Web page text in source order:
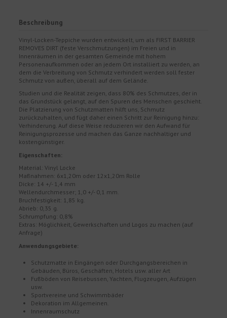
Beschreibung
Vinyl-Locken-Teppiche wurden entwickelt, um als FIRST BARRIER
REMOVES DIRT (feste Verschmutzungen) im Freien und in
Innenräumen in der gesamten Gemeinde mit hohem
Personenaufkommen oder an jedem Ort installiert zu werden, an
dem die Verbreitung von Schmutz verhindert werden soll fester
Schmutz von außen, überall auf dem Gelände.
Studien und die Realität zeigen, dass 80% des Schmutzes, der in
das Grundstück gelangt, auf den Spuren des Menschen geschieht.
Die Platzierung von Schutzmatten hilft uns, Schmutz
zurückzuhalten, und fügt daher einen Schritt zur Reinigung hinzu:
Verhinderung. Auf diese Weise reduzieren wir den Aufwand für
Reinigungsprozesse und machen das Ganze nachhaltiger und
kostengünstiger.
Eigenschaften:
Material: Vinyl Locke
Maßnahmen: 6x1,20m oder 12x1,20m Rolle
Dicke: 14 +/- 1,4 mm
Wellendurchmesser; 1,0 +/- 0,1 mm.
Bruchfestigkeit: 1,85 kg.
Abrieb: 0,35 g.
Schrumpfung: 0,8%
Extras: Möglichkeit, Gewerkschaften und Logos zu machen (auf
Anfrage)
Anwendungsgebiete:
Schutzmatte in Eingängen oder Durchgangsbereichen in
Gebäuden, Büros, Geschäften, Hotels usw. aller Art
Fußböden von Reisebussen, Yachten, Flugzeugen, Aufzügen
usw.
Sportvereine und Schwimmbäder
Dekoration im Allgemeinen.
Innenraumschutz